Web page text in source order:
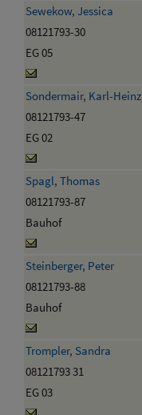
Sewekow, Jessica
08121793-30
EG 05
Sondermair, Karl-Heinz
08121793-47
EG 02
Spagl, Thomas
08121793-87
Bauhof
Steinberger, Peter
08121793-88
Bauhof
Trompler, Sandra
08121793 31
EG 03